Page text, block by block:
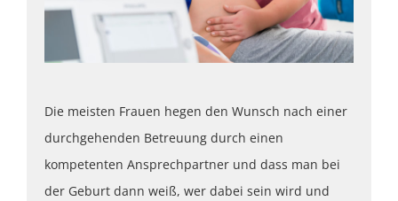
Die meisten Frauen hegen den Wunsch nach einer
durchgehenden Betreuung durch einen
kompetenten Ansprechpartner und dass man bei
der Geburt dann weiß, wer dabei sein wird und